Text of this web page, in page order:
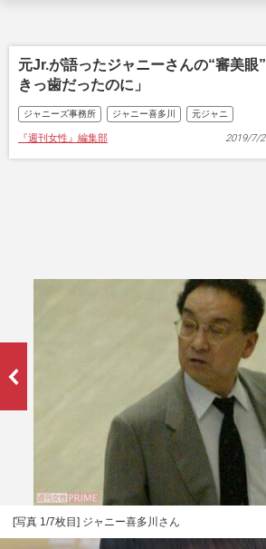
元Jr.が語ったジャニーさんの“審美眼
きっ歯だったのに」
ジャニーズ事務所 ジャニー喜多川 元ジャニ
『週刊女性』編集部 2019/7/
[写真 1/7枚目] ジャニー喜多川さん